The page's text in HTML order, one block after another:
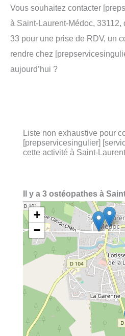
Vous souhaitez contacter
à Saint-Laurent-Médoc, 33112,
33 pour une prise de RDV, un
rendre chez
aujourd’hui ?
Liste non exhaustive pour
[prepservicesingulier]
cette activité à Saint-
Il y a 3 ostéopathes à
+
−